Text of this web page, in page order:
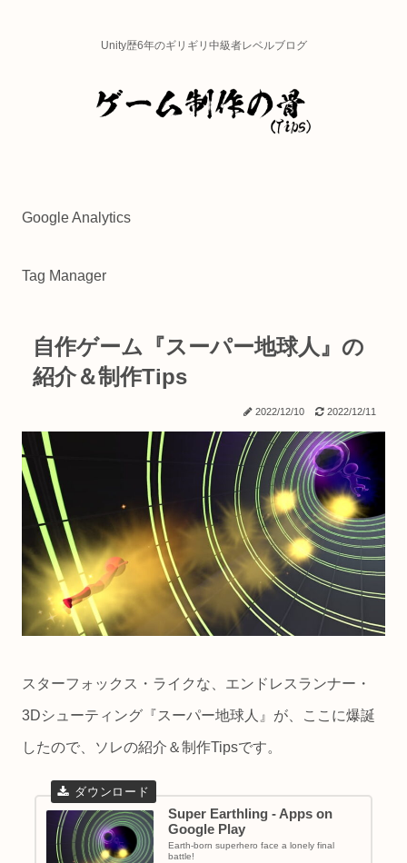
Unity歴6年のギリギリ中級者レベルブログ
Google Analytics
Tag Manager
自作ゲーム『スーパー地球人』の
紹介＆制作Tips
2022/12/10 2022/12/11
スターフォックス・ライクな、エンドレスランナー・
3Dシューティング『スーパー地球人』が、ここに爆誕
したので、ソレの紹介＆制作Tipsです。
Super Earthling - Apps on
Google Play
Earth-born superhero face a lonely final
battle!